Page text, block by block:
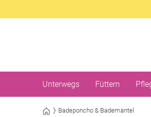
Unterwegs Füttern
Badeponcho & Bademäntel